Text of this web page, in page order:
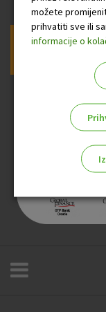
Prijava na
možete
prihvatiti sve ili
informacije o